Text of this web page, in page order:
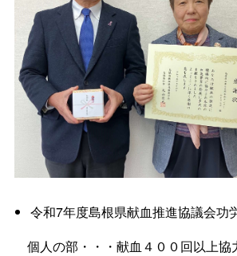
令和7年度島根県献血推進協議会功
個人の部・・・献血４００回以上協